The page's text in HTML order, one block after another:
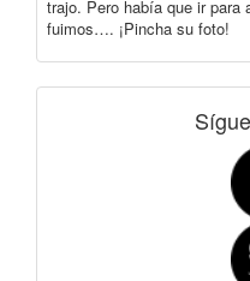
trajo. Pero había que ir para
fuimos…. ¡Pincha su foto!